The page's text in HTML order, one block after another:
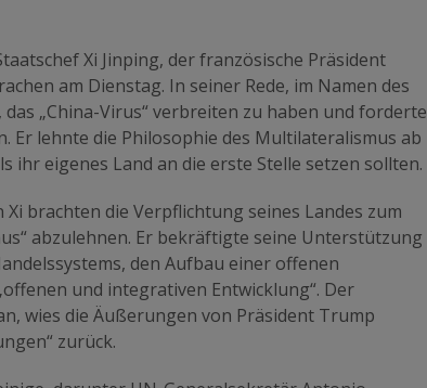
Xi Jinping, der französische Präsident
am Dienstag. In seiner Rede, im Namen des
„China-Virus“ verbreiten zu haben und forderte
Er lehnte die Philosophie des Multilateralismus ab
ihr eigenes Land an die erste Stelle setzen sollten.
brachten die Verpflichtung seines Landes zum
abzulehnen. Er bekräftigte seine Unterstützung
den Aufbau einer offenen
und integrativen Entwicklung“. Der
wies die Äußerungen von Präsident Trump
zurück.